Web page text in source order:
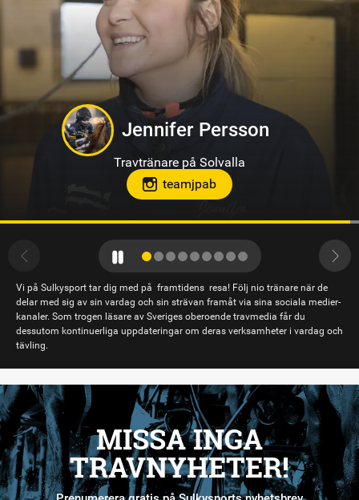
Philip Di Luca
Travtränare på Sundbyholmstravet i Eskilstuna
hloclucaboy
Vi på Sulkysport tar dig med på framtidens resa! Följ nio tränare när de
delar med sig av sin vardag och sin strävan framåt via sina sociala medier-
kanaler. Som trogen läsare av Sveriges oberoende travmedia får du
dessutom kontinuerliga uppdateringar om deras verksamheter i vardag och
tävling.
MISSA INGA
TRAVNYHETER!